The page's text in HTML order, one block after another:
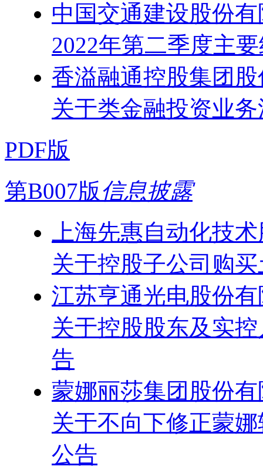
中国交通建设股份
2022年第二季度主
香溢融通控股集团
关于类金融投资业
PDF版
第B007版信息披露
上海先惠自动化技
关于控股子公司购
江苏亨通光电股份
关于控股股东及实
告
蒙娜丽莎集团股份
关于不向下修正蒙
公告